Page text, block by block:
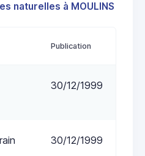
naturelles à MOULINS
Publication
30/12/1999
30/12/1999